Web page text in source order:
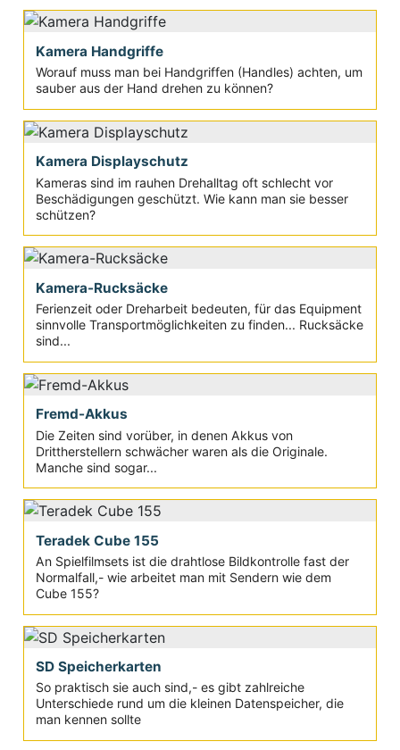
Kamera Handgriffe
Worauf muss man bei Handgriffen (Handles) achten, um
sauber aus der Hand drehen zu können?
Kamera Displayschutz
Kameras sind im rauhen Drehalltag oft schlecht vor
Beschädigungen geschützt. Wie kann man sie besser
schützen?
Kamera-Rucksäcke
Ferienzeit oder Dreharbeit bedeuten, für das Equipment
sinnvolle Transportmöglichkeiten zu finden... Rucksäcke
sind...
Fremd-Akkus
Die Zeiten sind vorüber, in denen Akkus von
Drittherstellern schwächer waren als die Originale.
Manche sind sogar...
Teradek Cube 155
An Spielfilmsets ist die drahtlose Bildkontrolle fast der
Normalfall,- wie arbeitet man mit Sendern wie dem
Cube 155?
SD Speicherkarten
So praktisch sie auch sind,- es gibt zahlreiche
Unterschiede rund um die kleinen Datenspeicher, die
man kennen sollte